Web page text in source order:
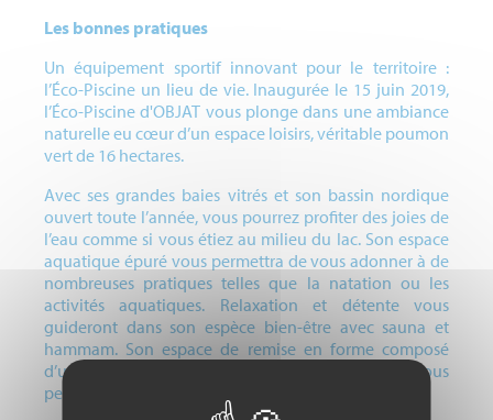
Les bonnes pratiques
Un équipement sportif innovant pour le territoire :
l’Éco-Piscine un lieu de vie. Inaugurée le 15 juin 2019,
l’Éco-Piscine d'OBJAT vous plonge dans une ambiance
naturelle eu cœur d’un espace loisirs, véritable poumon
vert de 16 hectares.
Avec ses grandes baies vitrés et son bassin nordique
ouvert toute l’année, vous pourrez profiter des joies de
l’eau comme si vous étiez au milieu du lac. Son espace
aquatique épuré vous permettra de vous adonner à de
nombreuses pratiques telles que la natation ou les
activités aquatiques. Relaxation et détente vous
guideront dans son espèce bien-être avec sauna et
hammam. Son espace de remise en forme composé
d’une salle de cardio, et d'une salle RPM, vous
permettront de vous dépenser sens compter.